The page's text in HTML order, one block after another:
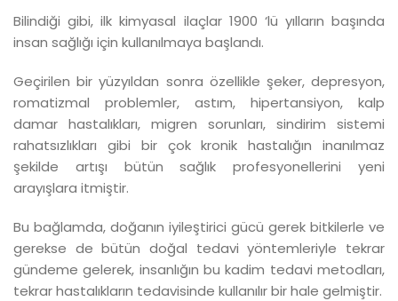
Bilindiği gibi, ilk kimyasal ilaçlar 1900 ‘lü yılların başında
insan sağlığı için kullanılmaya başlandı.
Geçirilen bir yüzyıldan sonra özellikle şeker, depresyon,
romatizmal problemler, astım, hipertansiyon, kalp
damar hastalıkları, migren sorunları, sindirim sistemi
rahatsızlıkları gibi bir çok kronik hastalığın inanılmaz
şekilde artışı bütün sağlık profesyonellerini yeni
arayışlara itmiştir.
Bu bağlamda, doğanın iyileştirici gücü gerek bitkilerle ve
gerekse de bütün doğal tedavi yöntemleriyle tekrar
gündeme gelerek, insanlığın bu kadim tedavi metodları,
tekrar hastalıkların tedavisinde kullanılır bir hale gelmiştir.